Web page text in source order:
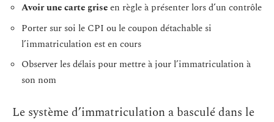
Avoir une carte griseen règle à présenter lors d’un contrôle
Porter sur soi le CPI ou le coupon détachable si
l’immatriculation est en cours
Observer les délais pour mettre à jour l’immatriculation à
son nom
Le système d’immatriculation a basculé dans le